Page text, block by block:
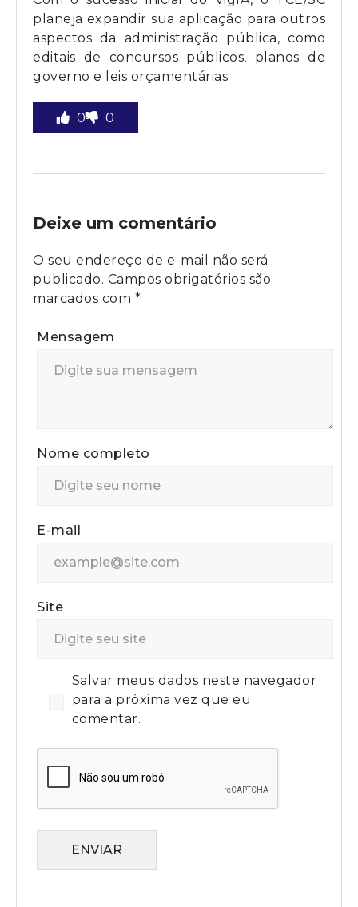
planeja expandir sua aplicação para outros
aspectos da administração pública, como
editais de concursos públicos, planos de
governo e leis orçamentárias.
0 0
Deixe um comentário
O seu endereço de e-mail não será
publicado. Campos obrigatórios são
marcados com *
Mensagem
Nome completo
E-mail
Site
Salvar meus dados neste navegador
para a próxima vez que eu
comentar.
ENVIAR